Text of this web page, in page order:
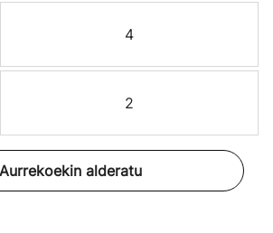
4
2
Aurrekoekin alderatu